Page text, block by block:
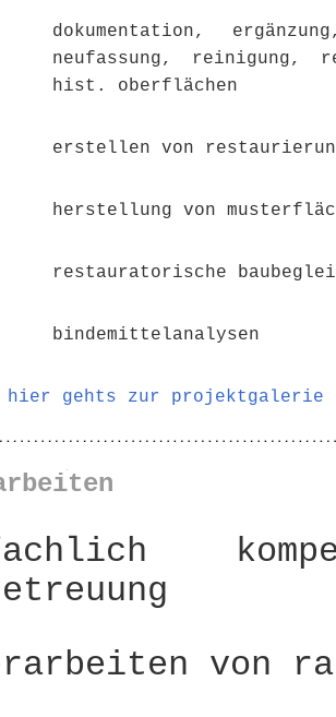
dokumentation,
neufassung, reinigung,
hist. oberflächen
erstellen von
herstellung von
restauratorische
bindemittelanalysen
hier gehts zur projektgalerie
von